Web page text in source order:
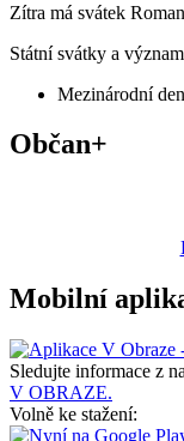
Zítra má svátek Roman
Státní svátky a
Mezinárodní
Občan+
Mobilní
Sledujte informace z
V OBRAZE.
Volně ke stažení: